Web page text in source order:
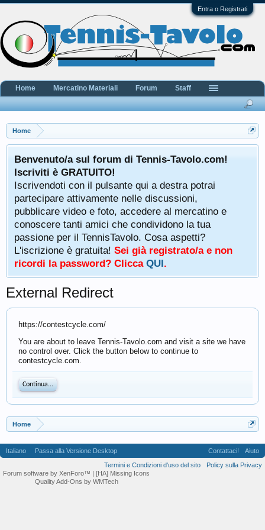
Entra o Registrati
Home
Benvenuto/a sul forum di Tennis-Tavolo.com!
Iscriviti è GRATUITO!
Iscrivendoti con il pulsante qui a destra potrai
partecipare attivamente nelle discussioni,
pubblicare video e foto, accedere al mercatino e
conoscere tanti amici che condividono la tua
passione per il TennisTavolo. Cosa aspetti?
L'iscrizione è gratuita! Sei già registrato/a e non
ricordi la password? Clicca QUI.
External Redirect
https://contestcycle.com/
You are about to leave Tennis-Tavolo.com and visit a site we have
no control over. Click the button below to continue to
contestcycle.com.
Continua...
Home
Home Mercatino Materiali Forum Staff
Italiano Passa alla Versione Desktop Contattaci!
Aiuto
Termini e Condizioni d'uso del sito
Policy sulla Privacy
Forum software by XenForo™ | [HA] Missing Icons
Quality Add-Ons by WMTech